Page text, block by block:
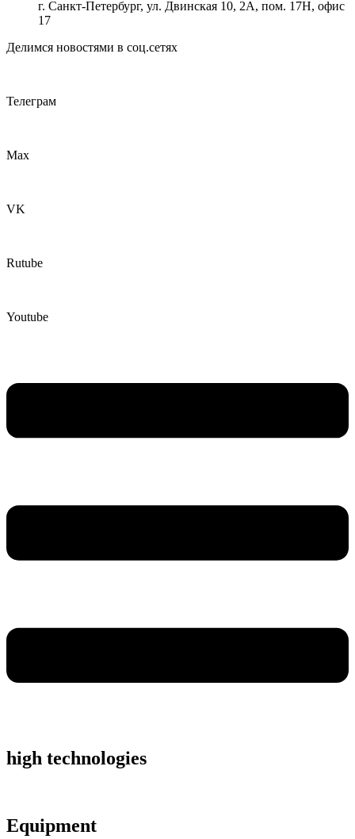
г. Санкт-Петербург, ул. Двинская 10, 2А, пом. 17Н, офис
17
Делимся новостями в соц.сетях
Телеграм
Max
VK
Rutube
Youtube
high technologies
Equipment